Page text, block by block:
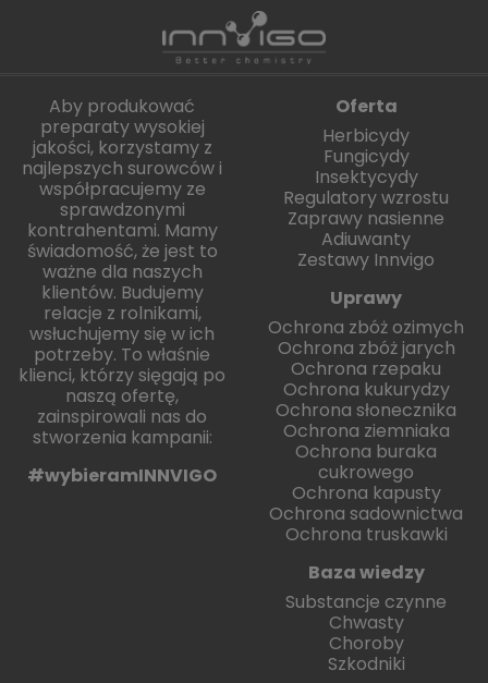
Aby produkować
preparaty wysokiej
jakości, korzystamy z
najlepszych surowców i
współpracujemy ze
sprawdzonymi
kontrahentami. Mamy
świadomość, że jest to
ważne dla naszych
klientów. Budujemy
relacje z rolnikami,
wsłuchujemy się w ich
potrzeby. To właśnie
klienci, którzy sięgają po
naszą ofertę,
zainspirowali nas do
stworzenia kampanii:
#wybieramINNVIGO
Oferta
Herbicydy
Fungicydy
Insektycydy
Regulatory wzrostu
Zaprawy nasienne
Adiuwanty
Zestawy Innvigo
Uprawy
Ochrona zbóż ozimych
Ochrona zbóż jarych
Ochrona rzepaku
Ochrona kukurydzy
Ochrona słonecznika
Ochrona ziemniaka
Ochrona buraka
cukrowego
Ochrona kapusty
Ochrona sadownictwa
Ochrona truskawki
Baza wiedzy
Substancje czynne
Chwasty
Choroby
Szkodniki